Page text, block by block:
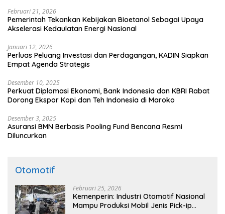
Februari 21, 2026
Pemerintah Tekankan Kebijakan Bioetanol Sebagai Upaya
Akselerasi Kedaulatan Energi Nasional
Januari 12, 2026
Perluas Peluang Investasi dan Perdagangan, KADIN Siapkan
Empat Agenda Strategis
Desember 10, 2025
Perkuat Diplomasi Ekonomi, Bank Indonesia dan KBRI Rabat
Dorong Ekspor Kopi dan Teh Indonesia di Maroko
Desember 3, 2025
Asuransi BMN Berbasis Pooling Fund Bencana Resmi
Diluncurkan
Otomotif
Februari 25, 2026
Kemenperin: Industri Otomotif Nasional
Mampu Produksi Mobil Jenis Pick-ip